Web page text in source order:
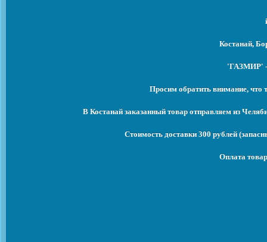
Костанай,
'ГАЗМИР' -
Просим обратить внимание, что
В Костанай заказанный товар отправляем из
Стоимость доставки 300 рублей
Оплата